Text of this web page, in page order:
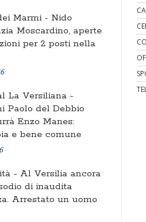
Marmi - Nido
Moscardino, aperte
per 2 posti nella
La Versiliana -
Paolo del Debbio
Enzo Manes:
e bene comune
- Al Versilia ancora
di inaudita
Arrestato un uomo